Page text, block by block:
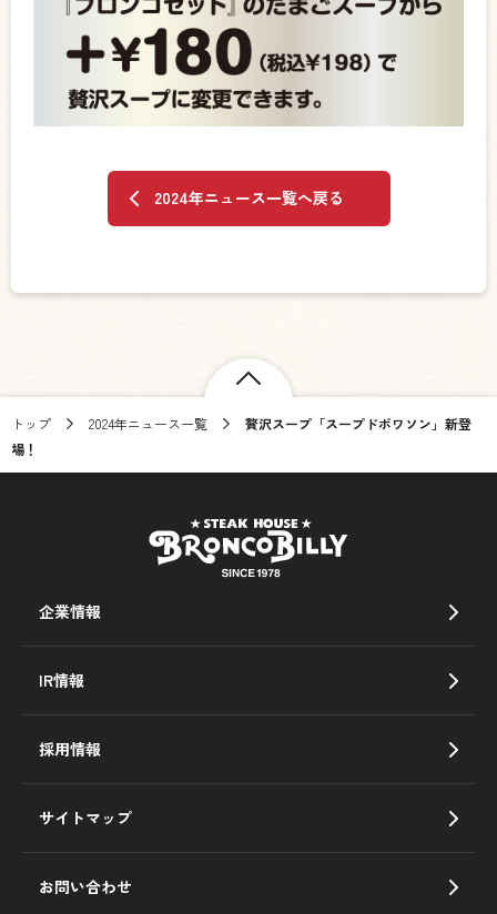
2024年ニュース一覧へ戻る
トップ 2024年ニュース一覧
贅沢スープ「スープドポワソン」新登
場！
企業情報
IR情報
採用情報
サイトマップ
お問い合わせ